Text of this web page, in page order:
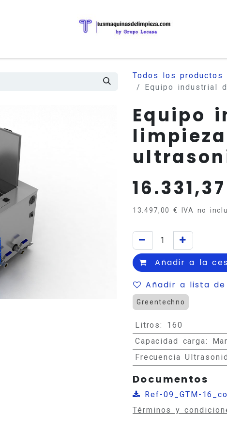
Todos los productos
Equipo industrial
Equipo
16.331,37
13.497,00 € IVA no
Añadir a la
Añadir a lista de
Greentechno
Litros: 160
Capacidad carga:
Frecuencia
Documentos
Ref-09_GTM-
Términos y